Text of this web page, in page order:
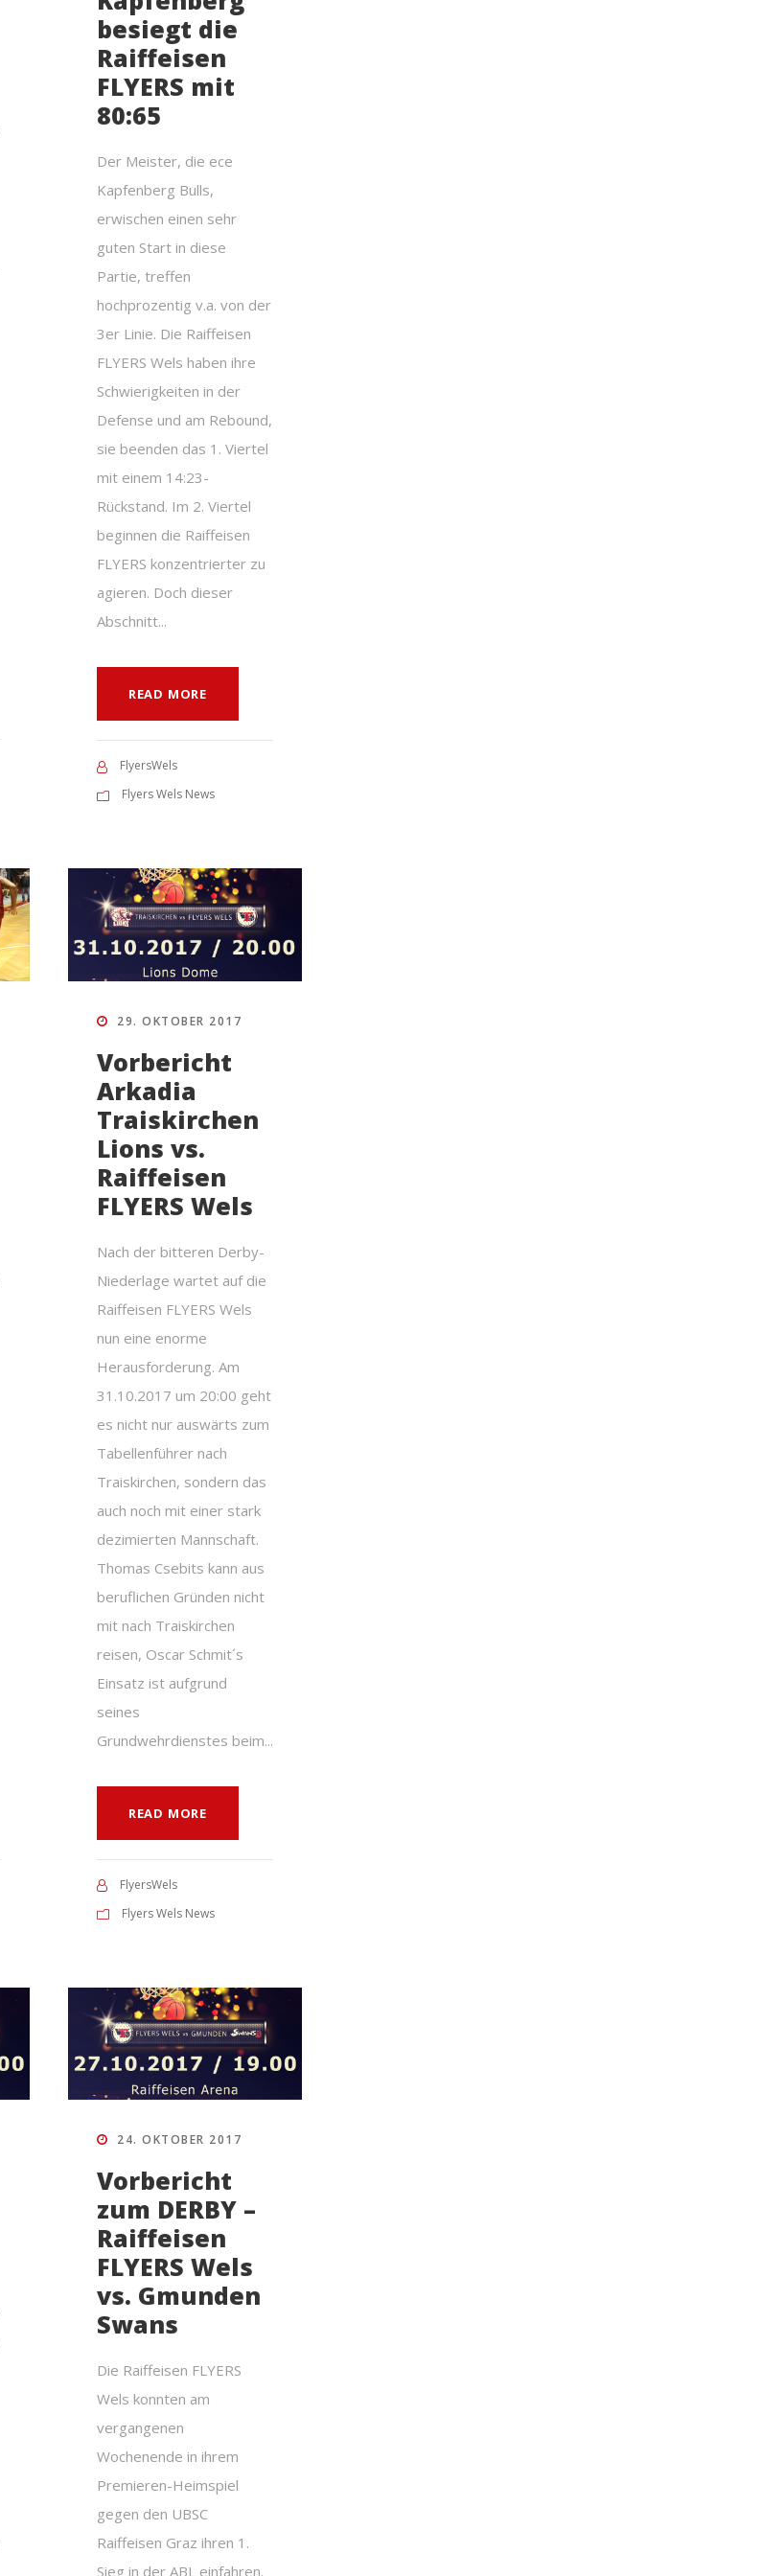
besiegt die
Raiffeisen
FLYERS mit
80:65
Der Meister, die ece
Kapfenberg Bulls,
erwischen einen sehr
guten Start in diese
Partie, treffen
hochprozentig v.a. von der
3er Linie. Die Raiffeisen
FLYERS Wels haben ihre
Schwierigkeiten in der
Defense und am Rebound,
sie beenden das 1. Viertel
mit einem 14:23-
Rückstand. Im 2. Viertel
beginnen die Raiffeisen
FLYERS konzentrierter zu
agieren. Doch dieser
Abschnitt...
READ MORE
FlyersWels
Flyers Wels News
29. OKTOBER 2017
Vorbericht
Arkadia
Traiskirchen
Lions vs.
Raiffeisen
FLYERS Wels
Nach der bitteren Derby-
Niederlage wartet auf die
Raiffeisen FLYERS Wels
nun eine enorme
Herausforderung. Am
31.10.2017 um 20:00 geht
es nicht nur auswärts zum
Tabellenführer nach
Traiskirchen, sondern das
auch noch mit einer stark
dezimierten Mannschaft.
Thomas Csebits kann aus
beruflichen Gründen nicht
mit nach Traiskirchen
reisen, Oscar Schmit´s
Einsatz ist aufgrund
seines
Grundwehrdienstes beim...
READ MORE
FlyersWels
Flyers Wels News
24. OKTOBER 2017
Vorbericht
zum DERBY –
Raiffeisen
FLYERS Wels
vs. Gmunden
Swans
Die Raiffeisen FLYERS
Wels konnten am
vergangenen
Wochenende in ihrem
Premieren-Heimspiel
gegen den UBSC
Raiffeisen Graz ihren 1.
Sieg in der ABL einfahren.